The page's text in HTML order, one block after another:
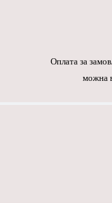
Оплата за
можна